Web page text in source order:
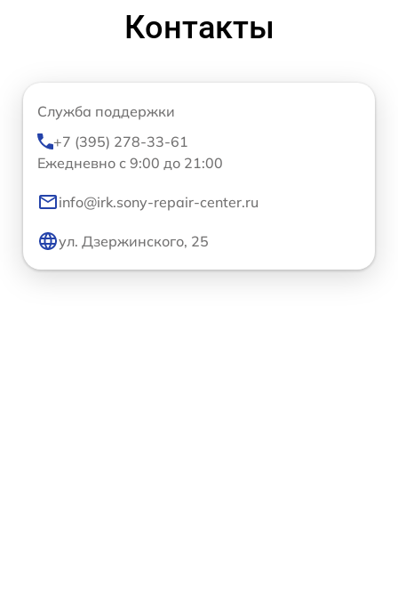
Контакты
Служба поддержки
+7 (395) 278-33-61
Ежедневно с 9:00 до 21:00
info@irk.sony-repair-center.ru
ул. Дзержинского, 25